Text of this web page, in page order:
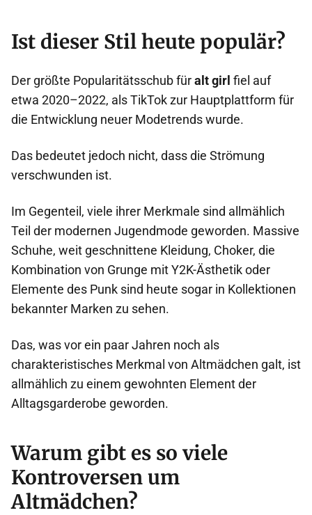
Ist dieser Stil heute populär?
Der größte Popularitätsschub füralt girl fiel auf
etwa 2020–2022, als TikTok zur Hauptplattform für
die Entwicklung neuer Modetrends wurde.
Das bedeutet jedoch nicht, dass die Strömung
verschwunden ist.
Im Gegenteil, viele ihrer Merkmale sind allmählich
Teil der modernen Jugendmode geworden. Massive
Schuhe, weit geschnittene Kleidung, Choker, die
Kombination von Grunge mit Y2K-Ästhetik oder
Elemente des Punk sind heute sogar in Kollektionen
bekannter Marken zu sehen.
Das, was vor ein paar Jahren noch als
charakteristisches Merkmal von Altmädchen galt, ist
allmählich zu einem gewohnten Element der
Alltagsgarderobe geworden.
Warum gibt es so viele
Kontroversen um
Altmädchen?